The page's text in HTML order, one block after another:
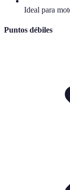
Ideal para
Puntos débiles